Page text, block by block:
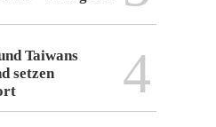
Taiwans
setzen
4